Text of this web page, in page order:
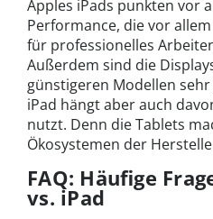
Apples iPads punkten vor
Performance, die vor
für professionelles
Außerdem sind die
günstigeren Modellen
iPad hängt aber auch
nutzt. Denn die Tablets
Ökosystemen der
FAQ: Häufige
vs. iPad